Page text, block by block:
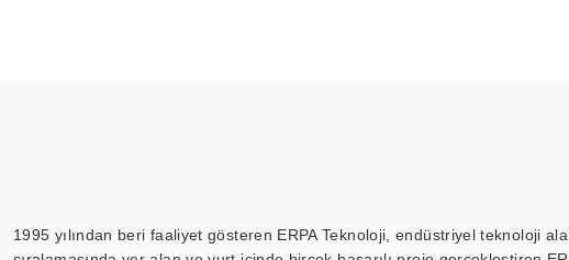
1995 yılından beri faaliyet gösteren ERPA Teknoloji, endüstriyel teknoloji